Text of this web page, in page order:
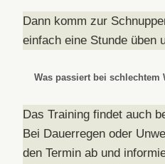
Dann komm zur
einfach eine Stunde üben
Was passiert bei schlechtem
Das Training findet auch
Bei Dauerregen oder
den Termin ab und